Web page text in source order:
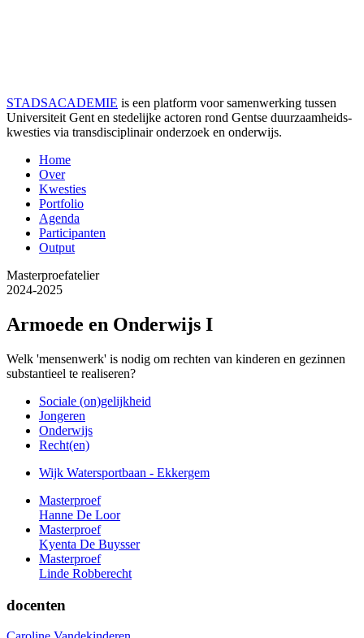
STADSACADEMIE is een platform voor samenwerking tussen
Universiteit Gent en stedelijke actoren rond Gentse duurzaamheids­
kwesties via transdisciplinair onderzoek en onderwijs.
Home
Over
Kwesties
Portfolio
Agenda
Participanten
Output
Masterproefatelier
2024-2025
Armoede en Onderwijs I
Welk 'mensenwerk' is nodig om rechten van kinderen en gezinnen
substantieel te realiseren?
Sociale (on)gelijkheid
Jongeren
Onderwijs
Recht(en)
Wijk Watersportbaan - Ekkergem
Masterproef
Hanne De Loor
Masterproef
Kyenta De Buysser
Masterproef
Linde Robberecht
docenten